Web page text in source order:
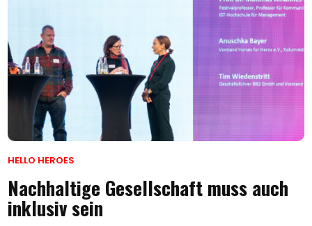
HELLO HEROES
Nachhaltige Gesellschaft muss auch
inklusiv sein